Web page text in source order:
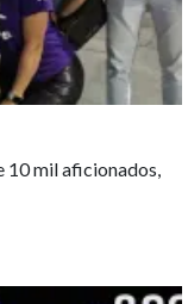
10 mil aficionados,